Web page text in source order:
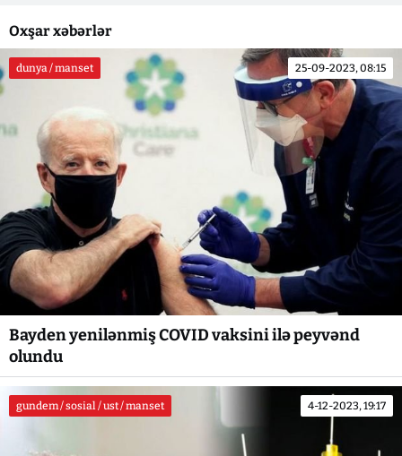
Oxşar xəbərlər
dunya / manset 25-09-2023, 08:15
Bayden yenilənmiş COVID vaksini ilə peyvənd
olundu
gundem / sosial / ust / manset 4-12-2023, 19:17